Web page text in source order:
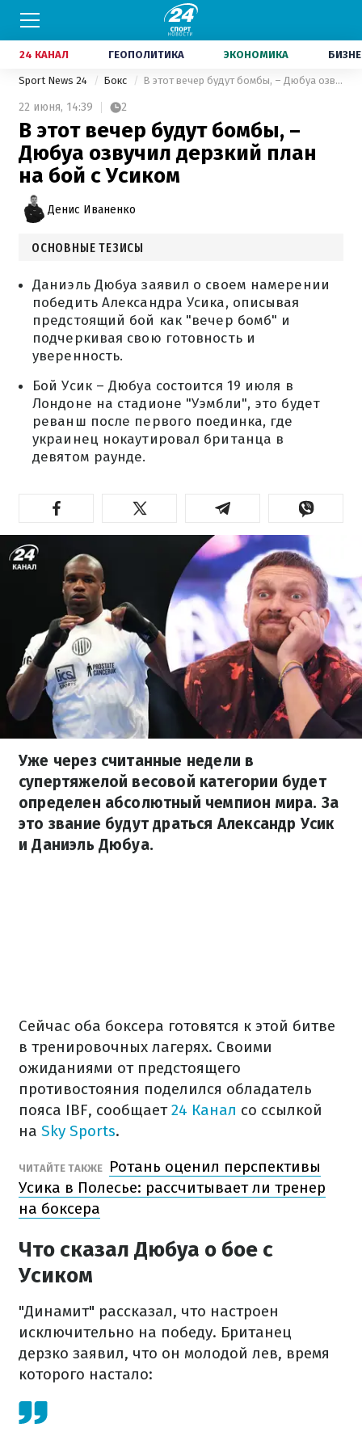
24 КАНАЛ ГЕОПОЛИТИКА ЭКОНОМИКА
Sport News 24 Бокс В этот вечер будут бомбы, – Дюбуа озвучил дерзкий план на бой с Усиком
22 июня, 14:39 2
В этот вечер будут бомбы, –
Дюбуа озвучил дерзкий план
на бой с Усиком
Денис Иваненко
ОСНОВНЫЕ ТЕЗИСЫ
Даниэль Дюбуа заявил о своем намерении
победить Александра Усика, описывая
предстоящий бой как "вечер бомб" и
подчеркивая свою готовность и
уверенность.
Бой Усик – Дюбуа состоится 19 июля в
Лондоне на стадионе "Уэмбли", это будет
реванш после первого поединка, где
украинец нокаутировал британца в
девятом раунде.
Уже через считанные недели в
супертяжелой весовой категории будет
определен абсолютный чемпион мира. За
это звание будут драться Александр Усик
и Даниэль Дюбуа.
Сейчас оба боксера готовятся к этой битве
в тренировочных лагерях. Своими
ожиданиями от предстоящего
противостояния поделился обладатель
пояса IBF, сообщает24 Канал со ссылкой
на Sky Sports.
ЧИТАЙТЕ ТАКЖЕ
Ротань оценил перспективы
Усика в Полесье: рассчитывает ли тренер
на боксера
Что сказал Дюбуа о бое с
Усиком
"Динамит" рассказал, что настроен
исключительно на победу. Британец
дерзко заявил, что он молодой лев, время
которого настало: